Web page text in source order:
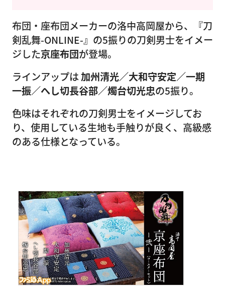
布団・座布団メーカーの洛中高岡屋から、『刀
剣乱舞-ONLINE-』の5振りの刀剣男士をイメー
ジした京座布団が登場。
ラインアップは加州清光／大和守安定／一期
一振／へし切長谷部／燭台切光忠の5振り。
色味はそれぞれの刀剣男士をイメージしてお
り、使用している生地も手触りが良く、高級感
のある仕様となっている。